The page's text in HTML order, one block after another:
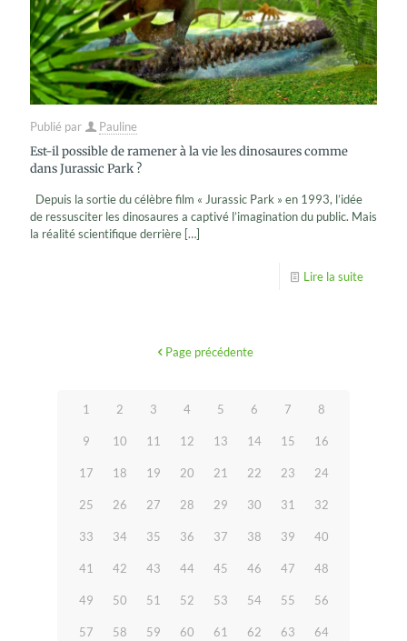
Publié par Pauline
Est-il possible de ramener à la vie les dinosaures comme
dans Jurassic Park ?
Depuis la sortie du célèbre film « Jurassic Park » en 1993, l’idée
de ressusciter les dinosaures a captivé l’imagination du public. Mais
la réalité scientifique derrière […]
Lire la suite
Page précédente
1 2 3 4 5 6 7 8
9 10 11 12 13 14 15 16
17 18 19 20 21 22 23 24
25 26 27 28 29 30 31 32
33 34 35 36 37 38 39 40
41 42 43 44 45 46 47 48
49 50 51 52 53 54 55 56
57 58 59 60 61 62 63 64